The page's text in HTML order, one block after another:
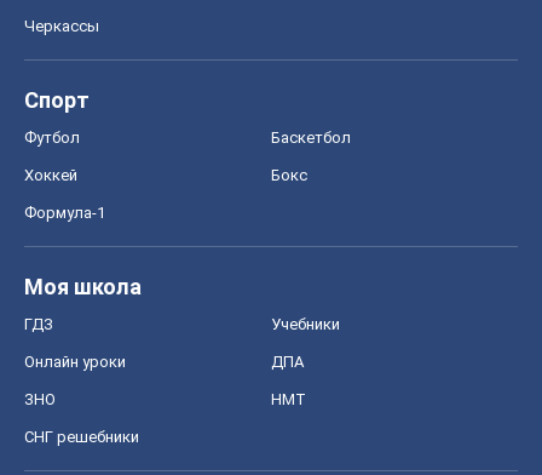
Черкассы
Спорт
Футбол Баскетбол
Хоккей Бокс
Формула-1
Моя школа
ГДЗ Учебники
Онлайн уроки ДПА
ЗНО НМТ
СНГ решебники